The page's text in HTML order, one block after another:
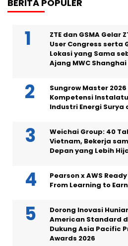
BERITA POPULER
ZTE dan GSMA Gelar
User Congress serta
Lokasi yang Sama
Ajang MWC Shanghai
Sungrow Master
Kompetensi
Industri Energi Surya
Weichai Group: 40
Vietnam, Bekerja
Depan yang Lebih
Pearson x AWS
From Learning to
Dorong Inovasi
American Standard
Dukung Asia Pacific
Awards 2026